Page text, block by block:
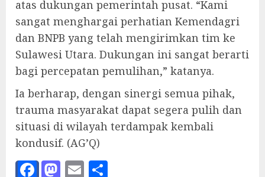
atas dukungan pemerintah pusat. “Kami
sangat menghargai perhatian Kemendagri
dan BNPB yang telah mengirimkan tim ke
Sulawesi Utara. Dukungan ini sangat berarti
bagi percepatan pemulihan,” katanya.
Ia berharap, dengan sinergi semua pihak,
trauma masyarakat dapat segera pulih dan
situasi di wilayah terdampak kembali
kondusif. (AG’Q)
Facebook
Mastodon
Email